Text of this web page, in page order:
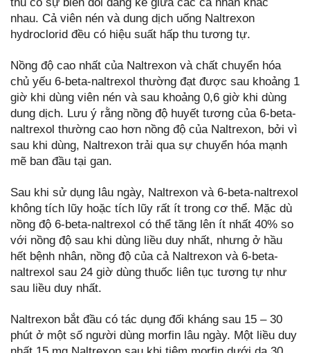
nhau. Cả viên nén và dung dịch uống Naltrexon
hydroclorid đều có hiệu suất hấp thu tương tự.
Nồng độ cao nhất của Naltrexon và chất chuyển hóa
chủ yếu 6-beta-naltrexol thường đạt được sau khoảng 1
giờ khi dùng viên nén và sau khoảng 0,6 giờ khi dùng
dung dịch. Lưu ý rằng nồng độ huyết tương của 6-beta-
naltrexol thường cao hơn nồng độ của Naltrexon, bởi vì
sau khi dùng, Naltrexon trải qua sự chuyển hóa mạnh
mẽ ban đầu tại gan.
Sau khi sử dụng lâu ngày, Naltrexon và 6-beta-naltrexol
không tích lũy hoặc tích lũy rất ít trong cơ thể. Mặc dù
nồng độ 6-beta-naltrexol có thể tăng lên ít nhất 40% so
với nồng độ sau khi dùng liều duy nhất, nhưng ở hầu
hết bệnh nhân, nồng độ của cả Naltrexon và 6-beta-
naltrexol sau 24 giờ dùng thuốc liên tục tương tự như
sau liều duy nhất.
Naltrexon bắt đầu có tác dụng đối kháng sau 15 – 30
phút ở một số người dùng morfin lâu ngày. Một liều duy